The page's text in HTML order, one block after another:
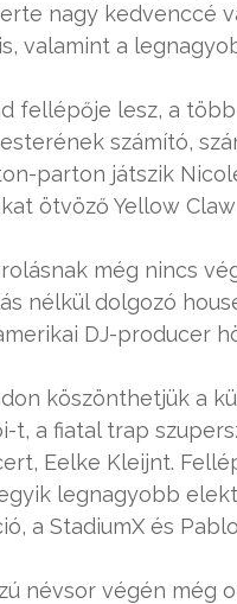
nagy kedvenccé
valamint a
fellépője lesz, a
számító,
parton játszik
ötvöző Yellow
még nincs
nélkül dolgozó
DJ-producer
köszönthetjük a
t, a fiatal trap
Eelke Kleijnt.
legnagyobb
a StadiumX és
névsor végén még